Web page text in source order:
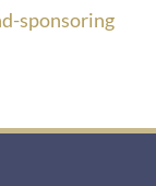
sponsoring